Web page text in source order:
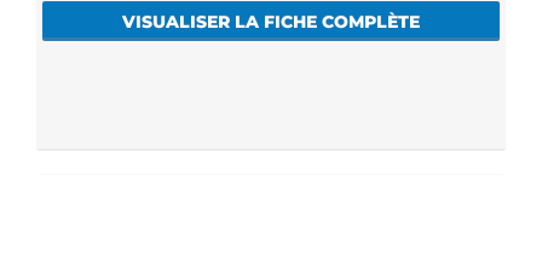
VISUALISER LA FICHE COMPLÈTE